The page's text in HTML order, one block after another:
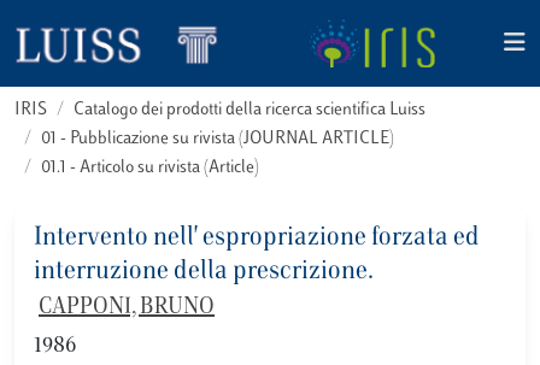
IRIS
Catalogo dei prodotti della ricerca scientifica Luiss
01 - Pubblicazione su rivista (JOURNAL ARTICLE)
01.1 - Articolo su rivista (Article)
Intervento nell' espropriazione forzata ed
interruzione della prescrizione.
CAPPONI, BRUNO
1986